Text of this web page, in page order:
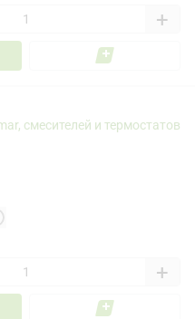
+
смесителей и термостатов
+